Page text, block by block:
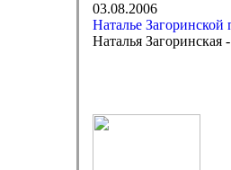
03.08.2006
Наталье
Наталья Загоринская